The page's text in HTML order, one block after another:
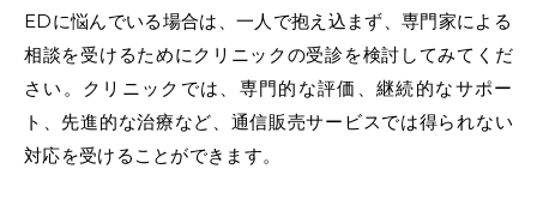
EDに悩んでいる場合は、一人で抱え込まず、専門家による
相談を受けるためにクリニックの受診を検討してみてくだ
さい。クリニックでは、専門的な評価、継続的なサポー
ト、先進的な治療など、通信販売サービスでは得られない
対応を受けることができます。